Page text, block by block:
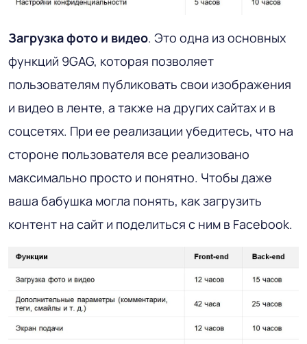
Загрузка фото и видео. Это одна из основных
функций 9GAG, которая позволяет
пользователям публиковать свои изображения
и видео в ленте, а также на других сайтах и в
соцсетях. При ее реализации убедитесь, что на
стороне пользователя все реализовано
максимально просто и понятно. Чтобы даже
ваша бабушка могла понять, как загрузить
контент на сайт и поделиться с ним в Facebook.